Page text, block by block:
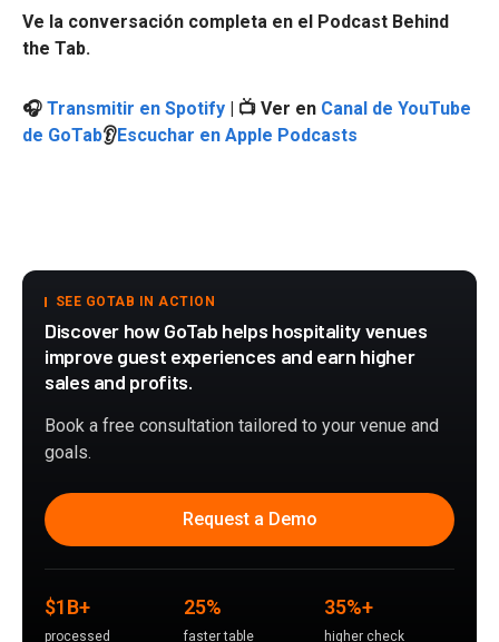
Ve la conversación completa en el Podcast Behind
the Tab.
🎧 Transmitir en Spotify | 📺 Ver en Canal de YouTube
de GoTab👂Escuchar en Apple Podcasts
SEE GOTAB IN ACTION
Discover how GoTab helps hospitality venues
improve guest experiences and earn higher
sales and profits.
Book a free consultation tailored to your venue and
goals.
Request a Demo
$1B+
processed
25%
faster table
35%+
higher check